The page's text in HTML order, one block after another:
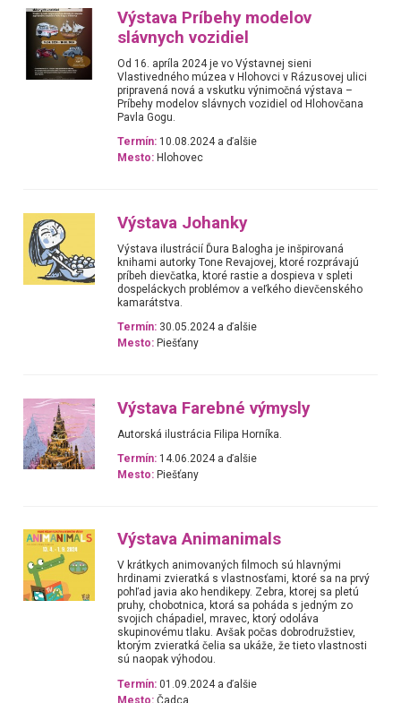
Výstava Príbehy modelov
slávnych vozidiel
Od 16. apríla 2024 je vo Výstavnej sieni
Vlastivedného múzea v Hlohovci v Rázusovej ulici
pripravená nová a vskutku výnimočná výstava –
Príbehy modelov slávnych vozidiel od Hlohovčana
Pavla Gogu.
Termín: 10.08.2024 a ďalšie
Mesto: Hlohovec
Výstava Johanky
Výstava ilustrácií Ďura Balogha je inšpirovaná
knihami autorky Tone Revajovej, ktoré rozprávajú
príbeh dievčatka, ktoré rastie a dospieva v spleti
dospeláckych problémov a veľkého dievčenského
kamarátstva.
Termín: 30.05.2024 a ďalšie
Mesto: Piešťany
Výstava Farebné výmysly
Autorská ilustrácia Filipa Horníka.
Termín: 14.06.2024 a ďalšie
Mesto: Piešťany
Výstava Animanimals
V krátkych animovaných filmoch sú hlavnými
hrdinami zvieratká s vlastnosťami, ktoré sa na prvý
pohľad javia ako hendikepy. Zebra, ktorej sa pletú
pruhy, chobotnica, ktorá sa poháda s jedným zo
svojich chápadiel, mravec, ktorý odoláva
skupinovému tlaku. Avšak počas dobrodružstiev,
ktorým zvieratká čelia sa ukáže, že tieto vlastnosti
sú naopak výhodou.
Termín: 01.09.2024 a ďalšie
Mesto: Čadca